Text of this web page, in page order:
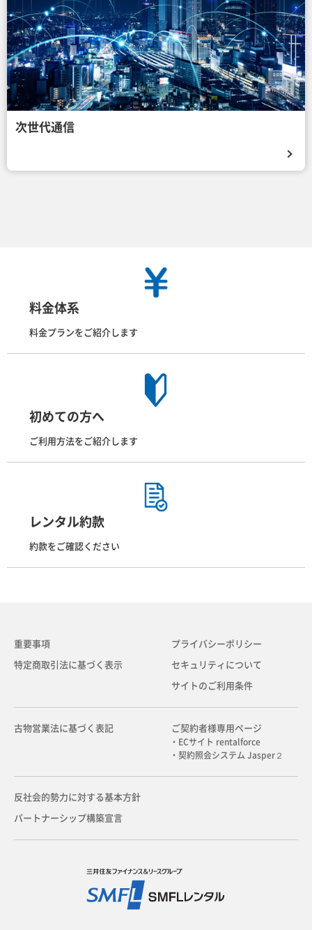
次世代通信
料金体系
料金プランをご紹介します
初めての方へ
ご利用方法をご紹介します
レンタル約款
約款をご確認ください
重要事項
特定商取引法に基づく表示
プライバシーポリシー
セキュリティについて
サイトのご利用条件
古物営業法に基づく表記 ご契約者様専用ページ
・ECサイト rentalforce
・契約照会システム Jasper２
反社会的勢力に対する基本方針
パートナーシップ構築宣言